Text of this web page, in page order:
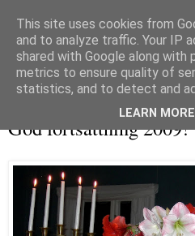
God fortsättning 2009!
This site uses cookies from
and to analyze traffic. Your IP
shared with Google along with
metrics to ensure quality of
statistics, and to detect and
LEARN MORE